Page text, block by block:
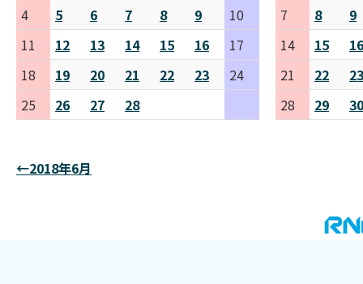
4 5 6 7 8 9
10
11
12 13 14 15 16
17
18
19 20 21 22 23
24
25
26 27 28
7 8
9
14
15
16
21
22
23
28
29 30
←2018年6月